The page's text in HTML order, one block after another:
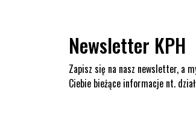
Newsletter KPH
Zapisz się na nasz newsletter, a
Ciebie bieżące informacje nt.